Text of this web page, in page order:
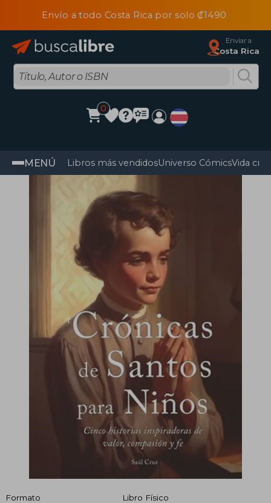
Envío a todo Costa Rica por solo ₡1490
Enviar a
Costa Rica
0
MENÚ Libros más vendidosUniverso CómicsVida
Formato
Libro Físico